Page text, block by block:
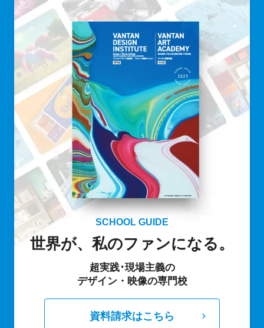
SCHOOL GUIDE
世界が、私のファンになる。
超実践･現場主義の
デザイン・映像の専門校
資料請求はこちら